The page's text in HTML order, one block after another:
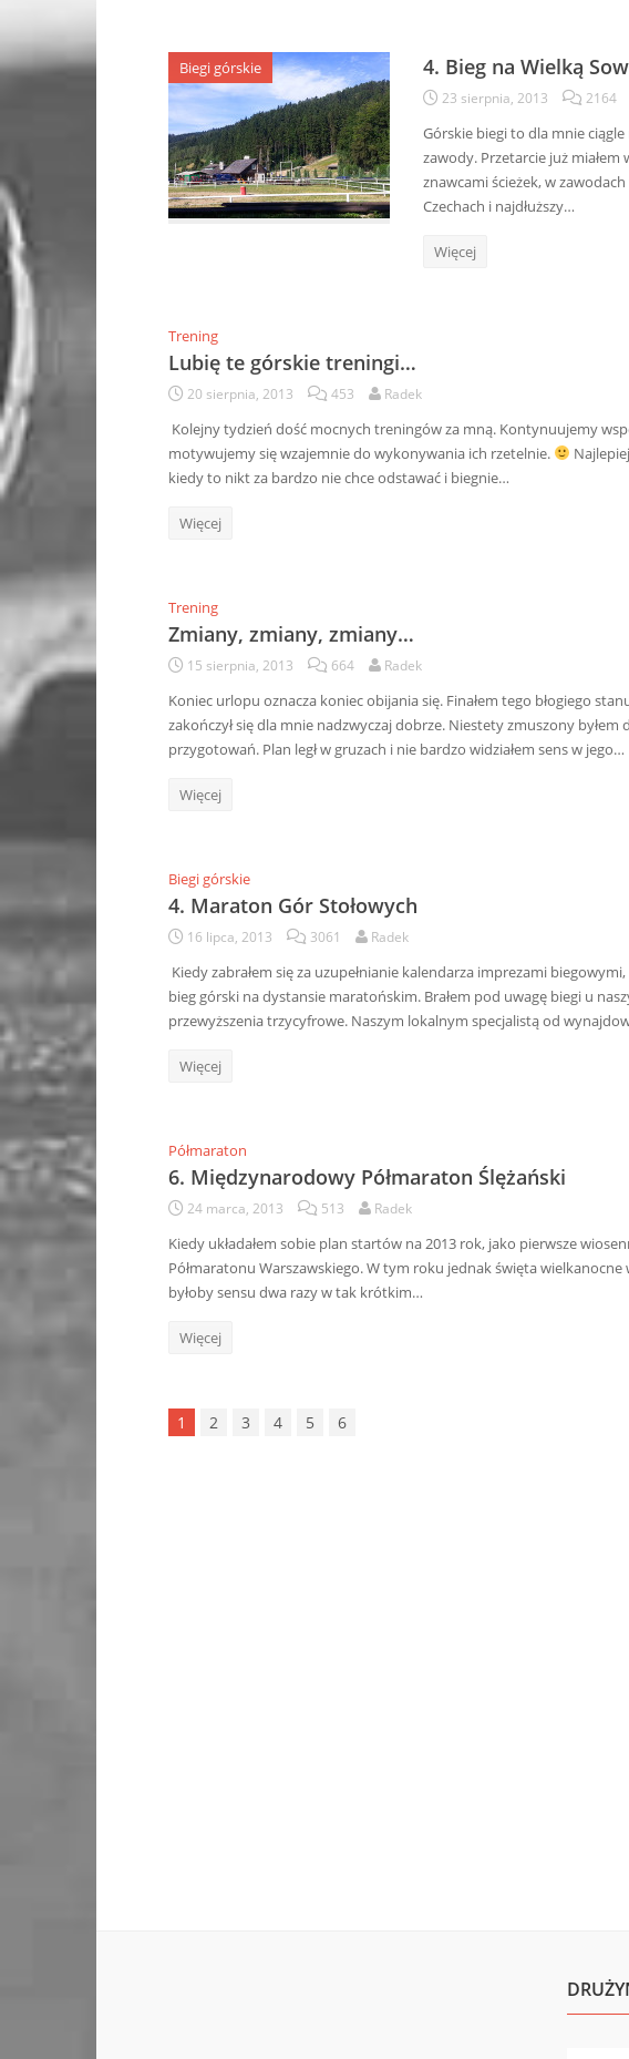
Biegi górskie 4. Bieg na Wielką
23 sierpnia, 2013 2164
Górskie biegi to dla mnie
zawody. Przetarcie już
znawcami ścieżek, w
Czechach i najdłuższy…
Więcej
Trening
Lubię te górskie treningi…
20 sierpnia, 2013 453 Radek
Kolejny tydzień dość mocnych treningów za mną. Kontynuujemy
motywujemy się wzajemnie do wykonywania ich rzetelnie.
kiedy to nikt za bardzo nie chce odstawać i biegnie…
Więcej
Trening
Zmiany, zmiany, zmiany…
15 sierpnia, 2013 664 Radek
Koniec urlopu oznacza koniec obijania się. Finałem tego błogiego
zakończył się dla mnie nadzwyczaj dobrze. Niestety zmuszony
przygotowań. Plan legł w gruzach i nie bardzo widziałem sens w jego…
Więcej
Biegi górskie
4. Maraton Gór Stołowych
16 lipca, 2013 3061 Radek
Kiedy zabrałem się za uzupełnianie kalendarza imprezami
bieg górski na dystansie maratońskim. Brałem pod uwagę biegi u
przewyższenia trzycyfrowe. Naszym lokalnym specjalistą od
Więcej
Półmaraton
6. Międzynarodowy Półmaraton Ślężański
24 marca, 2013 513 Radek
Kiedy układałem sobie plan startów na 2013 rok, jako pierwsze
Półmaratonu Warszawskiego. W tym roku jednak święta
byłoby sensu dwa razy w tak krótkim…
Więcej
1 2 3 4 5 6